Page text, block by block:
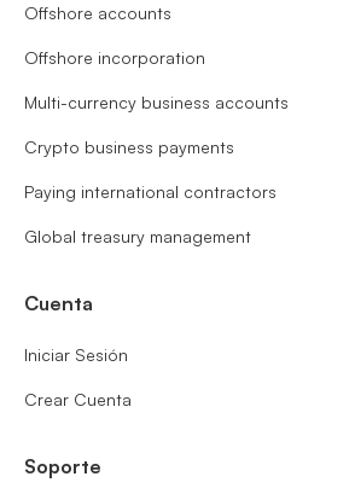
Offshore accounts
Offshore incorporation
Multi-currency business accounts
Crypto business payments
Paying international contractors
Global treasury management
Cuenta
Iniciar Sesión
Crear Cuenta
Soporte